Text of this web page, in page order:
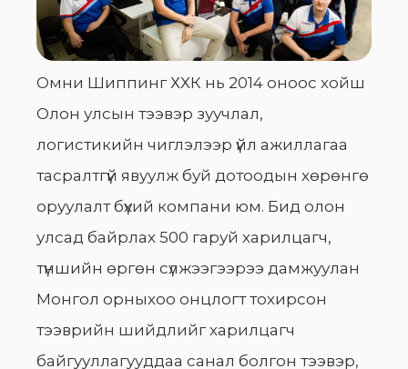
Омни Шиппинг ХХК нь 2014 оноос хойш
Олон улсын тээвэр зуучлал,
логистикийн чиглэлээр үйл ажиллагаа
тасралтгүй явуулж буй дотоодын хөрөнгө
оруулалт бүхий компани юм. Бид олон
улсад байрлах 500 гаруй харилцагч,
түншийн өргөн сүлжээгээрээ дамжуулан
Монгол орныхоо онцлогт тохирсон
тээврийн шийдлийг харилцагч
байгууллагууддаа санал болгон тээвэр,